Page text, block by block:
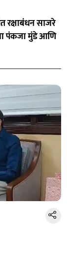
रक्षाबंधन साजरे
पंकजा मुंडे आणि